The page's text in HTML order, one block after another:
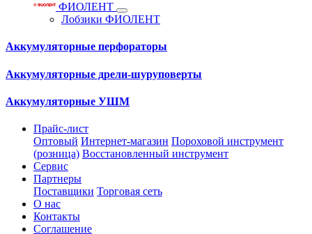
ФИОЛЕНТ
Лобзики ФИОЛЕНТ
Аккумуляторные перфораторы
Аккумуляторные дрели-шуруповерты
Аккумуляторные УШМ
Прайс-лист
Оптовый Интернет-магазин Пороховой инструмент
(розница) Восстановленный инструмент
Сервис
Партнеры
Поставщики Торговая сеть
О нас
Контакты
Соглашение